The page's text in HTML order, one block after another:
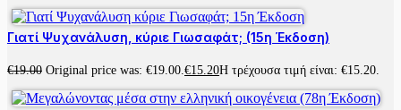
Γιατί Ψυχανάλυση, κύριε Γιωσαφάτ; (15η Έκδοση)
€19.00 Original price was: €19.00.€15.20Η τρέχουσα τιμή είναι: €15.20.